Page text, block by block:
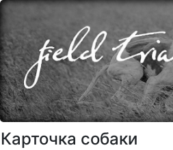
Карточка собаки